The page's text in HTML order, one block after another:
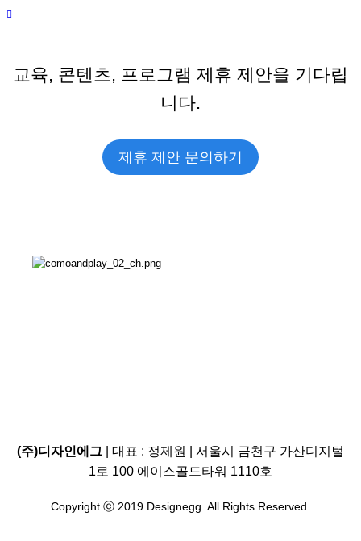
교육, 콘텐츠, 프로그램 제휴 제안을 기다립
니다.
제휴 제안 문의하기
(주)디자인에그 | 대표 : 정제원 | 서울시 금천구 가산디지털
1로 100 에이스골드타워 1110호
Copyright ⓒ 2019 Designegg. All Rights Reserved.